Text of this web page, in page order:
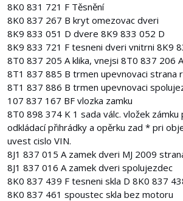
8K0 831 721 F Těsnění
8K0 837 267 B kryt omezovac dveri
8K9 833 051 D dvere 8K9 833 052 D
8K9 833 721 F tesneni dveri vnitrni 8K9
8T0 837 205 A klika, vnejsi 8T0 837 206 A
8T1 837 885 B trmen upevnovaci strana
8T1 837 886 B trmen upevnovaci
107 837 167 BF vlozka zamku
8T0 898 374 K 1 sada válc. vložek zámku
odkládací přihrádky a opěrku zad * pri
uvest cislo VIN.
8J1 837 015 A zamek dveri MJ 2009
8J1 837 016 A zamek dveri spolujezdec
8K0 837 439 F tesneni skla D 8K0 837
8K0 837 461 spoustec skla bez motoru